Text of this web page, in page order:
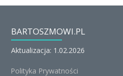
BARTOSZMOWI.PL
Aktualizacja: 1.02.2026
Polityka Prywatności